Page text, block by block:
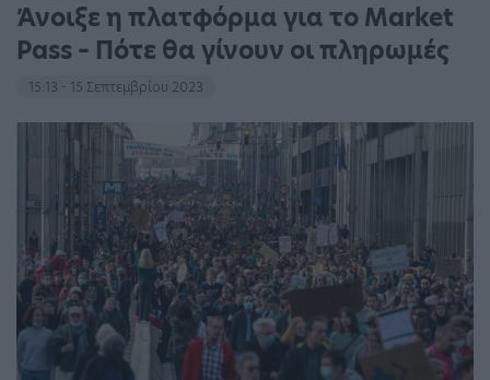
Άνοιξε η πλατφόρμα για το Market
Pass – Πότε θα γίνουν οι πληρωμές
15:13 - 15 Σεπτεμβρίου 2023